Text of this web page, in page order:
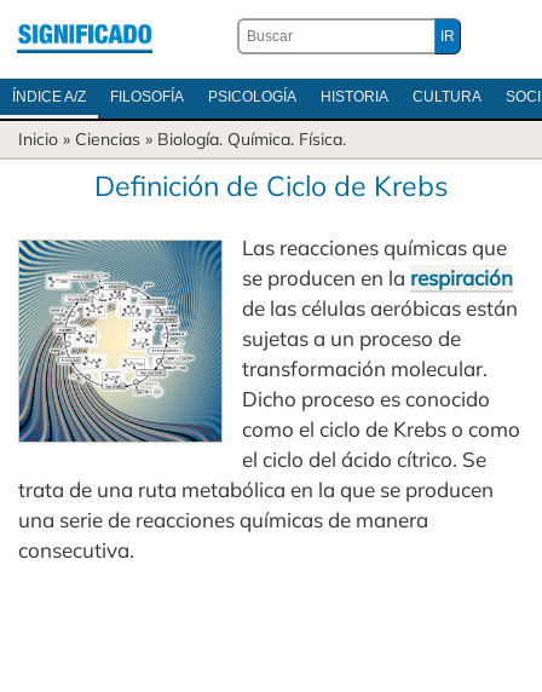
ÍNDICE A/Z FILOSOFÍA PSICOLOGÍA HISTORIA CULTURA
Inicio » Ciencias » Biología. Química. Física.
Definición de Ciclo de Krebs
Las reacciones químicas que
se producen en la respiración
de las células aeróbicas están
sujetas a un proceso de
transformación molecular.
Dicho proceso es conocido
como el ciclo de Krebs o como
el ciclo del ácido cítrico. Se
trata de una ruta metabólica en la que se producen
una serie de reacciones químicas de manera
consecutiva.